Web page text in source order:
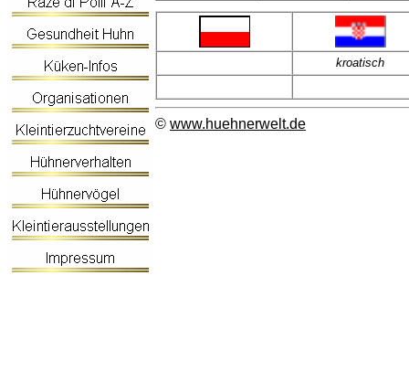
kroatisch
© www.huehnerwelt.de